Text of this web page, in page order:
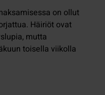
on ollut
Häiriöt ovat
mutta
toisella viikolla